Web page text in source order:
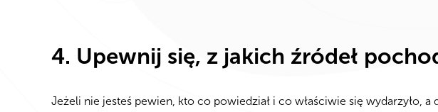
4. Upewnij się, z jakich źródeł
Jeżeli nie jesteś pewien, kto co powiedział i co właściwie się wydarzyło, a